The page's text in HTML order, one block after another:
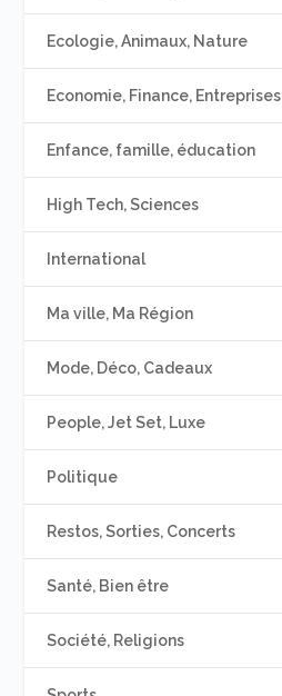
Ecologie, Animaux, Nature
Economie, Finance, Entreprises
Enfance, famille, éducation
High Tech, Sciences
International
Ma ville, Ma Région
Mode, Déco, Cadeaux
People, Jet Set, Luxe
Politique
Restos, Sorties, Concerts
Santé, Bien être
Société, Religions